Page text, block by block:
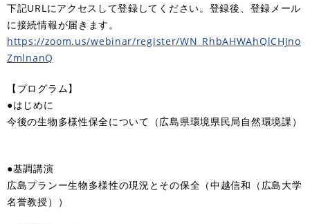
下記URLにアクセスして登録してください。登録後、登録メール
に接続情報が届きます。
https://zoom.us/webinar/register/WN_RhbAHWAhQlCHJno
ZmlnanQ
【プログラム】
●はじめに
今後の生物多様性保全について（広島県環境県民局自然環境課）
●基調講演
広島プランー生物多様性の現況とその保全（中越信和（広島大学
名誉教授））